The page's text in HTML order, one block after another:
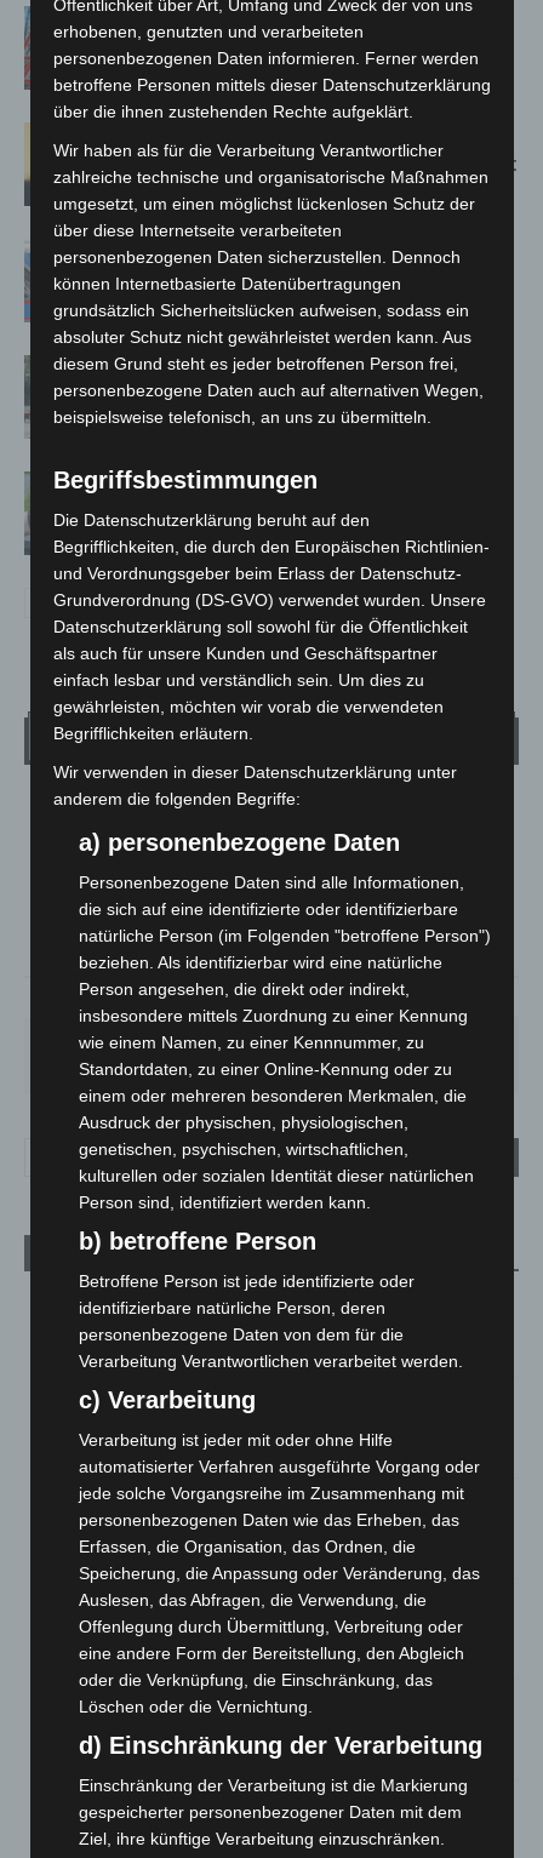
A2: Zweite Turbobaustelle startet
zwischen Hannover-West und
Bothfeld
Population in Niedersachsen entdeckt
Mann läuft mit Hockeyschläger über
A7 – Polizei sucht Zeugen
Gasleitung bei McDonald’s-Umbau in
Langenhagen beschädigt
Langenhagen: Autofahrer mit 3,17
Promille aus dem Verkehr gezogen
Wetter
LANGENHAGEN
Klarer Himmel
20.3° C 21.1°
20.1°
59% 1.8m/s 5%
SO.
33°
MO.
27°
DI.
24°
MI.
27° 31
Aktuelle Beiträge
Kunst trifft Weingenuss: Barbara-Susann Mehring zeigt ihre
Werke im Jacques’ Wein-Depot Isernhagen
8. August 2026
A2: Zweite Turbobaustelle startet zwischen Hannover-West
Niedersachsen: Feuerwehrkräfte kehren nach
Waldbrandeinsatz aus Spanien zurück
7. August 2026
Hannover: Erste Tigermücken-Population in Niedersachsen
entdeckt
7. August 2026
Brand im „Haus der Begegnung“ in Neuwarmbüchen schnell
6. August 2026
Region Hannover: 21 neue Notfallsanitäter starten beim
Roten Kreuz
Öffentlichkeit über Art, Umfang und Zweck der von uns
erhobenen, genutzten und verarbeiteten
personenbezogenen Daten informieren. Ferner werden
betroffene Personen mittels dieser Datenschutzerklärung
über die ihnen zustehenden Rechte aufgeklärt.
Wir haben als für die Verarbeitung Verantwortlicher
zahlreiche technische und organisatorische Maßnahmen
umgesetzt, um einen möglichst lückenlosen Schutz der
über diese Internetseite verarbeiteten
personenbezogenen Daten sicherzustellen. Dennoch
können Internetbasierte Datenübertragungen
grundsätzlich Sicherheitslücken aufweisen, sodass ein
absoluter Schutz nicht gewährleistet werden kann. Aus
diesem Grund steht es jeder betroffenen Person frei,
personenbezogene Daten auch auf alternativen Wegen,
beispielsweise telefonisch, an uns zu übermitteln.
Begriffsbestimmungen
Die Datenschutzerklärung beruht auf den
Begrifflichkeiten, die durch den Europäischen Richtlinien-
und Verordnungsgeber beim Erlass der Datenschutz-
Grundverordnung (DS-GVO) verwendet wurden. Unsere
Datenschutzerklärung soll sowohl für die Öffentlichkeit
als auch für unsere Kunden und Geschäftspartner
einfach lesbar und verständlich sein. Um dies zu
gewährleisten, möchten wir vorab die verwendeten
Begrifflichkeiten erläutern.
Wir verwenden in dieser Datenschutzerklärung unter
anderem die folgenden Begriffe:
a) personenbezogene Daten
Personenbezogene Daten sind alle Informationen,
die sich auf eine identifizierte oder identifizierbare
natürliche Person (im Folgenden "betroffene Person")
beziehen. Als identifizierbar wird eine natürliche
Person angesehen, die direkt oder indirekt,
insbesondere mittels Zuordnung zu einer Kennung
wie einem Namen, zu einer Kennnummer, zu
Standortdaten, zu einer Online-Kennung oder zu
einem oder mehreren besonderen Merkmalen, die
Ausdruck der physischen, physiologischen,
genetischen, psychischen, wirtschaftlichen,
kulturellen oder sozialen Identität dieser natürlichen
Person sind, identifiziert werden kann.
b) betroffene Person
Betroffene Person ist jede identifizierte oder
identifizierbare natürliche Person, deren
personenbezogene Daten von dem für die
Verarbeitung Verantwortlichen verarbeitet werden.
c) Verarbeitung
Verarbeitung ist jeder mit oder ohne Hilfe
automatisierter Verfahren ausgeführte Vorgang oder
jede solche Vorgangsreihe im Zusammenhang mit
personenbezogenen Daten wie das Erheben, das
Erfassen, die Organisation, das Ordnen, die
Speicherung, die Anpassung oder Veränderung, das
Auslesen, das Abfragen, die Verwendung, die
Offenlegung durch Übermittlung, Verbreitung oder
eine andere Form der Bereitstellung, den Abgleich
oder die Verknüpfung, die Einschränkung, das
Löschen oder die Vernichtung.
d) Einschränkung der Verarbeitung
Einschränkung der Verarbeitung ist die Markierung
gespeicherter personenbezogener Daten mit dem
Ziel, ihre künftige Verarbeitung einzuschränken.